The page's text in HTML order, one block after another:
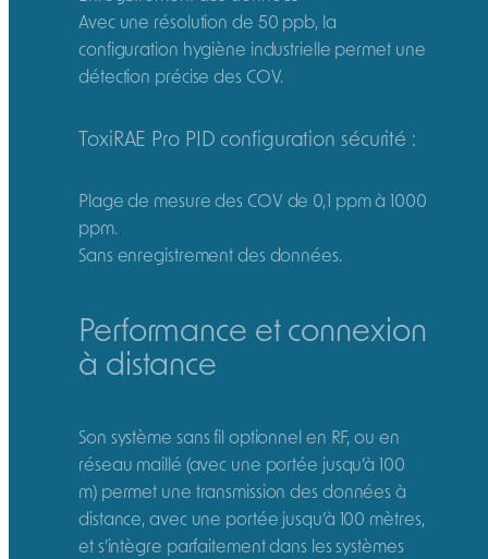
Avec une résolution de 50 ppb, la
configuration hygiène industrielle permet une
détection précise des COV.
ToxiRAE Pro PID configuration sécurité :
Plage de mesure des COV de 0,1 ppm à 1000
ppm.
Sans enregistrement des données.
Performance et connexion
à distance
Son système sans fil optionnel en RF, ou en
réseau maillé (avec une portée jusqu’à 100
m) permet une transmission des données à
distance, avec une portée jusqu’à 100 mètres,
et s’intègre parfaitement dans les systèmes